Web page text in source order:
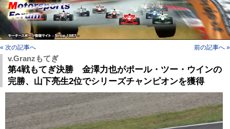
« 次の記事へ 前の記事へ »
v.Granzもてぎ
第4戦もてぎ決勝 金澤力也がポール・ツー・ウインの
完勝、山下亮生2位でシリーズチャンピオンを獲得